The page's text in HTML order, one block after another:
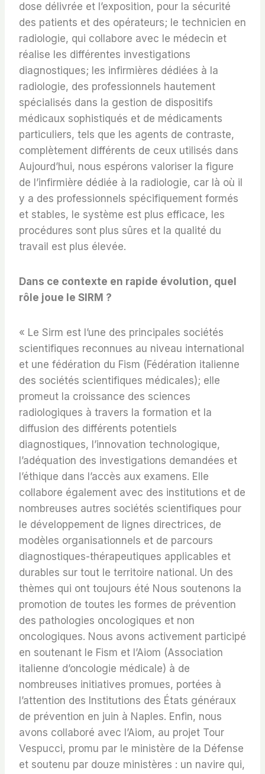
dose délivrée et l’exposition, pour la sécurité
des patients et des opérateurs; le technicien en
radiologie, qui collabore avec le médecin et
réalise les différentes investigations
diagnostiques; les infirmières dédiées à la
radiologie, des professionnels hautement
spécialisés dans la gestion de dispositifs
médicaux sophistiqués et de médicaments
particuliers, tels que les agents de contraste,
complètement différents de ceux utilisés dans
Aujourd’hui, nous espérons valoriser la figure
de l’infirmière dédiée à la radiologie, car là où il
y a des professionnels spécifiquement formés
et stables, le système est plus efficace, les
procédures sont plus sûres et la qualité du
travail est plus élevée.
Dans ce contexte en rapide évolution, quel
rôle joue le SIRM ?
« Le Sirm est l’une des principales sociétés
scientifiques reconnues au niveau international
et une fédération du Fism (Fédération italienne
des sociétés scientifiques médicales); elle
promeut la croissance des sciences
radiologiques à travers la formation et la
diffusion des différents potentiels
diagnostiques, l’innovation technologique,
l’adéquation des investigations demandées et
l’éthique dans l’accès aux examens. Elle
collabore également avec des institutions et de
nombreuses autres sociétés scientifiques pour
le développement de lignes directrices, de
modèles organisationnels et de parcours
diagnostiques-thérapeutiques applicables et
durables sur tout le territoire national. Un des
thèmes qui ont toujours été Nous soutenons la
promotion de toutes les formes de prévention
des pathologies oncologiques et non
oncologiques. Nous avons activement participé
en soutenant le Fism et l’Aiom (Association
italienne d’oncologie médicale) à de
nombreuses initiatives promues, portées à
l’attention des Institutions des États généraux
de prévention en juin à Naples. Enfin, nous
avons collaboré avec l’Aiom, au projet Tour
Vespucci, promu par le ministère de la Défense
et soutenu par douze ministères : un navire qui,